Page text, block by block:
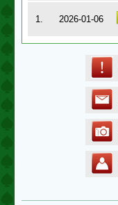
1. 2026-01-06